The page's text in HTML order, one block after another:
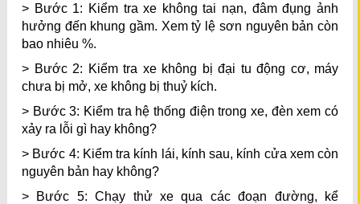
> Bước 1: Kiểm tra xe không tai nạn, đâm đụng ảnh
hưởng đến khung gầm. Xem tỷ lệ sơn nguyên bản còn
bao nhiêu %.
> Bước 2: Kiểm tra xe không bị đại tu động cơ, máy
chưa bị mở, xe không bị thuỷ kích.
> Bước 3: Kiểm tra hệ thống điện trong xe, đèn xem có
xảy ra lỗi gì hay không?
> Bước 4: Kiểm tra kính lái, kính sau, kính cửa xem còn
nguyên bản hay không?
> Bước 5: Chạy thử xe qua các đoạn đường, kể